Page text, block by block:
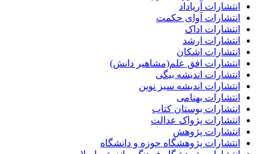
انتشارات آریاداد
انتشارات آوای حکمت
انتشارات اداک
انتشارات ارشد
انتشارات اشکان
انتشارات افق علم(مشاهیر دانش)
انتشارات اندیشه بیگی
انتشارات اندیشه سبز نوین
انتشارات بهنامی
انتشارات بوستان کتاب
انتشارات پژواک عدالت
انتشارات پژوهش
انتشارات پژوهشگاه حوزه و دانشگاه